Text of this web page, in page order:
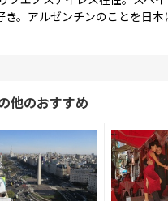
き。アルゼンチンのことを日
他のおすすめ